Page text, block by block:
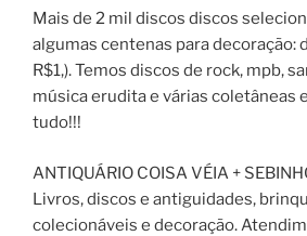
Mais de 2 mil discos discos
algumas centenas para decoração:
R$1,). Temos discos de rock, mpb,
música erudita e várias coletâneas
tudo!!!
ANTIQUÁRIO COISA VÉIA +
Livros, discos e antiguidades,
colecionáveis e decoração.